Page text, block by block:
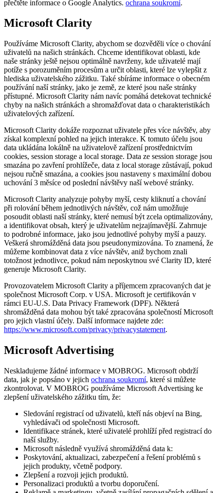
přečtěte informace o Google Analytics. ochrana soukromí.
Microsoft Clarity
Používáme Microsoft Clarity, abychom se dozvěděli více o chování
uživatelů na našich stránkách. Chceme identifikovat oblasti, kde
naše stránky ještě nejsou optimálně navrženy, kde uživatelé mají
potíže s porozuměním procesům a určit oblasti, které lze vylepšit z
hlediska uživatelského zážitku. Také sbíráme informace o obecném
používání naší stránky, jako je země, ze které jsou naše stránky
přístupné. Microsoft Clarity nám navíc pomáhá detekovat technické
chyby na našich stránkách a shromažďovat data o charakteristikách
uživatelových zařízení.
Microsoft Clarity dokáže rozpoznat uživatele přes více návštěv, aby
získal komplexní pohled na jejich interakce. K tomuto účelu jsou
data ukládána lokálně na uživatelově zařízení prostřednictvím
cookies, session storage a local storage. Data ze session storage jsou
smazána po zavření prohlížeče, data z local storage zůstávají, pokud
nejsou ručně smazána, a cookies jsou nastaveny s maximální dobou
uchování 3 měsíce od poslední návštěvy naší webové stránky.
Microsoft Clarity analyzuje pohyby myší, cesty kliknutí a chování
při rolování během jednotlivých návštěv, což nám umožňuje
posoudit oblasti naší stránky, které nemusí být zcela optimalizovány,
a identifikovat obsah, který je uživatelům nejzajímavější. Zahrnuje
to podrobné informace, jako jsou jednotlivé pohyby myší a pauzy.
Veškerá shromážděná data jsou pseudonymizována. To znamená, že
můžeme kombinovat data z více návštěv, aniž bychom znali
totožnost jednotlivce, pokud nám neposkytnou své Clarity ID, které
generuje Microsoft Clarity.
Provozovatelem Microsoft Clarity a příjemcem zpracovaných dat je
společnost Microsoft Corp. v USA. Microsoft je certifikován v
rámci EU-U.S. Data Privacy Framework (DPF). Některá
shromážděná data mohou být také zpracována společností Microsoft
pro jejich vlastní účely. Další informace najdete zde:
https://www.microsoft.com/privacy/privacystatement.
Microsoft Advertising
Neskladujeme žádné informace v MOBROG. Microsoft obdrží
data, jak je popsáno v jejich ochrana soukromí, které si můžete
zkontrolovat. V MOBROG používáme Microsoft Advertising ke
zlepšení uživatelského zážitku tím, že:
Sledování registrací od uživatelů, kteří nás objeví na Bing,
vyhledávači od společnosti Microsoft.
Identifikace stránek, které uživatelé prohlíží před registrací do
naší služby.
Microsoft následně využívá shromážděná data k:
Poskytování, aktualizaci, zabezpečení a řešení problémů s
jejich produkty, včetně podpory.
Zlepšení a rozvoji jejich produktů.
Personalizaci produktů a tvorbu doporučení.